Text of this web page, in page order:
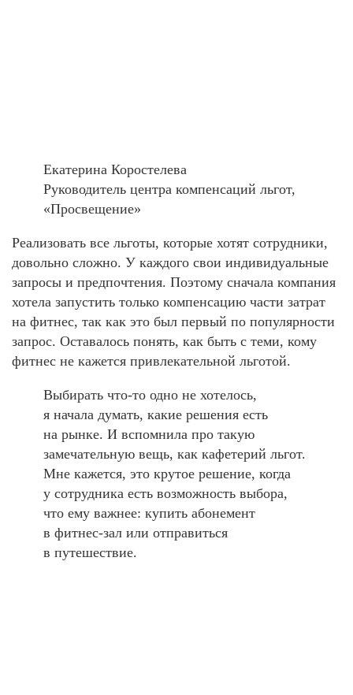
Екатерина Коростелева
Руководитель центра компенсаций льгот,
«Просвещение»
Реализовать все льготы, которые хотят сотрудники,
довольно сложно. У каждого свои индивидуальные
запросы и предпочтения. Поэтому сначала компания
хотела запустить только компенсацию части затрат
на фитнес, так как это был первый по популярности
запрос. Оставалось понять, как быть с теми, кому
фитнес не кажется привлекательной льготой.
Выбирать что-то одно не хотелось,
я начала думать, какие решения есть
на рынке. И вспомнила про такую
замечательную вещь, как кафетерий льгот.
Мне кажется, это крутое решение, когда
у сотрудника есть возможность выбора,
что ему важнее: купить абонемент
в фитнес-зал или отправиться
в путешествие.